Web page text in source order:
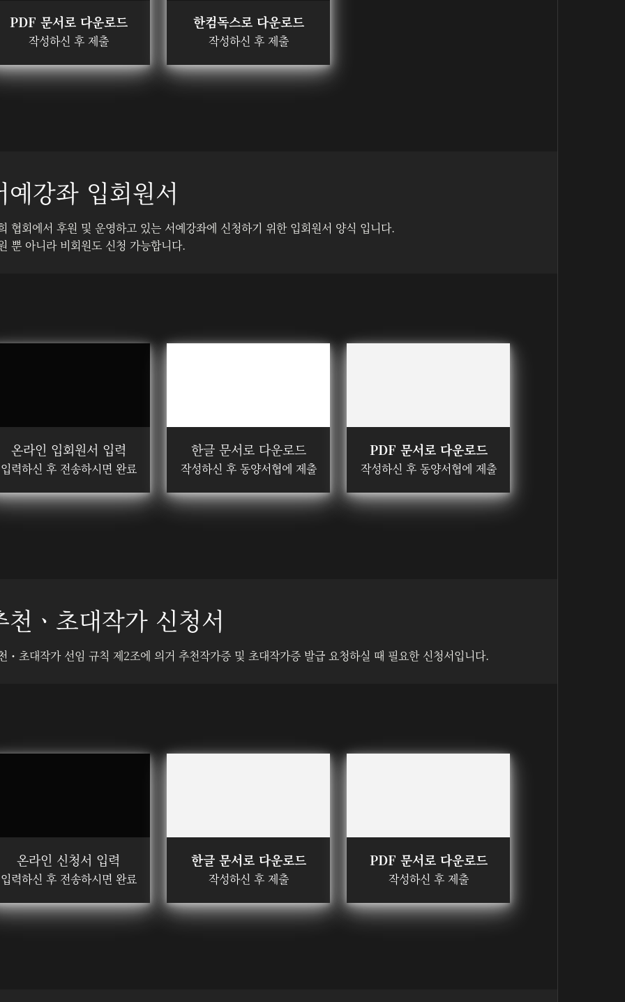
PDF 문서로 다운로드
작성하신 후 제출
한컴독스로 다운로드
작성하신 후 제출
예강좌 입회원서
협회에서 후원 및 운영하고 있는 서예강좌에 신청하기 위한 입회원서 양식 입니다.
뿐 아니라 비회원도 신청 가능합니다.
온라인 입회원서 입력
입력하신 후 전송하시면 완료
한글 문서로 다운로드
작성하신 후 동양서협에 제출
PDF 문서로 다운로드
작성하신 후 동양서협에 제출
천ㆍ초대작가 신청서
・초대작가 선임 규칙 제2조에 의거 추천작가증 및 초대작가증 발급 요청하실 때 필요한 신청서입니다.
온라인 신청서 입력
입력하신 후 전송하시면 완료
한글 문서로 다운로드
작성하신 후 제출
PDF 문서로 다운로드
작성하신 후 제출